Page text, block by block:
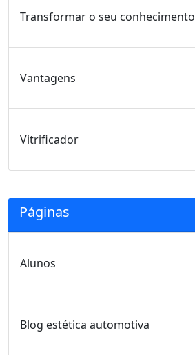
Transformar o seu conhecimento
Vantagens
Vitrificador
Páginas
Alunos
Blog estética automotiva